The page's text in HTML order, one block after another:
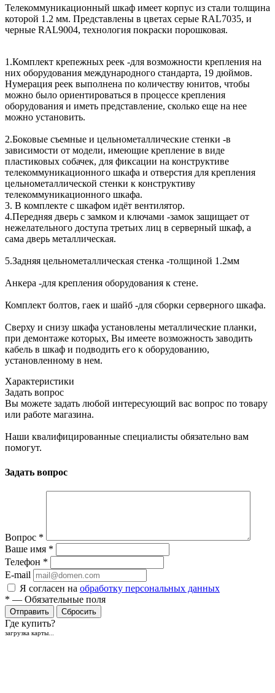
Телекоммуникационный шкаф имеет корпус из стали толщина
которой 1.2 мм. Представлены в цветах серые RAL7035, и
черные RAL9004, технология покраски порошковая.
1.Комплект крепежных реек -для возможности крепления на
них оборудования международного стандарта, 19 дюймов.
Нумерация реек выполнена по количеству юнитов, чтобы
можно было ориентироваться в процессе крепления
оборудования и иметь представление, сколько еще на нее
можно установить.
2.Боковые съемные и цельнометаллические стенки -в
зависимости от модели, имеющие крепление в виде
пластиковых собачек, для фиксации на конструктиве
телекоммуникационного шкафа и отверстия для крепления
цельнометаллической стенки к конструктиву
телекоммуникационного шкафа.
3. В комплекте с шкафом идёт вентилятор.
4.Передняя дверь с замком и ключами -замок защищает от
нежелательного доступа третьих лиц в серверный шкаф, а
сама дверь металлическая.
5.Задняя цельнометаллическая стенка -толщиной 1.2мм
Анкера -для крепления оборудования к стене.
Комплект болтов, гаек и шайб -для сборки серверного шкафа.
Сверху и снизу шкафа установлены металлические планки,
при демонтаже которых, Вы имеете возможность заводить
кабель в шкаф и подводить его к оборудованию,
установленному в нем.
Характеристики
Задать вопрос
Вы можете задать любой интересующий вас вопрос по товару
или работе магазина.
Наши квалифицированные специалисты обязательно вам
помогут.
Задать вопрос
Вопрос *
Ваше имя *
Телефон *
E-mail
Я согласен на обработку персональных данных
* — Обязательные поля
Отправить Сбросить
Где купить?
загрузка карты...